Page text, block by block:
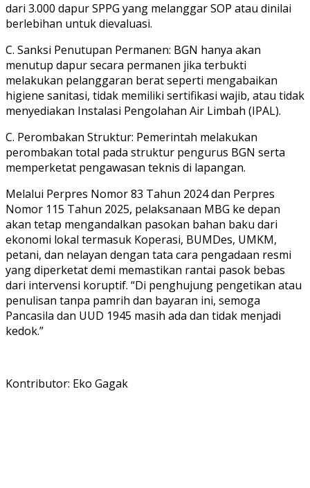
dari 3.000 dapur SPPG yang melanggar SOP atau dinilai
berlebihan untuk dievaluasi.
C. Sanksi Penutupan Permanen: BGN hanya akan
menutup dapur secara permanen jika terbukti
melakukan pelanggaran berat seperti mengabaikan
higiene sanitasi, tidak memiliki sertifikasi wajib, atau tidak
menyediakan Instalasi Pengolahan Air Limbah (IPAL).
C. Perombakan Struktur: Pemerintah melakukan
perombakan total pada struktur pengurus BGN serta
memperketat pengawasan teknis di lapangan.
Melalui Perpres Nomor 83 Tahun 2024 dan Perpres
Nomor 115 Tahun 2025, pelaksanaan MBG ke depan
akan tetap mengandalkan pasokan bahan baku dari
ekonomi lokal termasuk Koperasi, BUMDes, UMKM,
petani, dan nelayan dengan tata cara pengadaan resmi
yang diperketat demi memastikan rantai pasok bebas
dari intervensi koruptif. “Di penghujung pengetikan atau
penulisan tanpa pamrih dan bayaran ini, semoga
Pancasila dan UUD 1945 masih ada dan tidak menjadi
kedok.”
Kontributor: Eko Gagak